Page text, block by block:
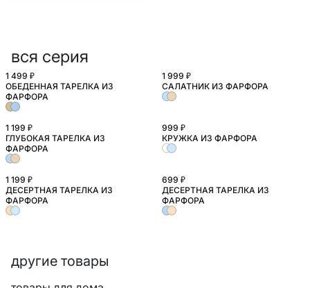
вся серия
1 499 ₽
ОБЕДЕННАЯ ТАРЕЛКА ИЗ
ФАРФОРА
1 999 ₽
САЛАТНИК ИЗ ФАРФОРА
1 199 ₽
ГЛУБОКАЯ ТАРЕЛКА ИЗ
ФАРФОРА
999 ₽
КРУЖКА ИЗ ФАРФОРА
1 199 ₽
ДЕСЕРТНАЯ ТАРЕЛКА ИЗ
ФАРФОРА
699 ₽
ДЕСЕРТНАЯ ТАРЕЛКА ИЗ
ФАРФОРА
другие товары